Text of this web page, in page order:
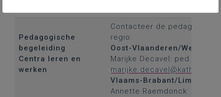
Pedagogische
begeleiding
Centra leren en
werken
Contacteer de pedagogisch
regio:
Oost-Vlaanderen/West-
Marijke Decavel: ped.beg. -
Vlaams-Brabant/Limburg/
Annette Raemdonck: